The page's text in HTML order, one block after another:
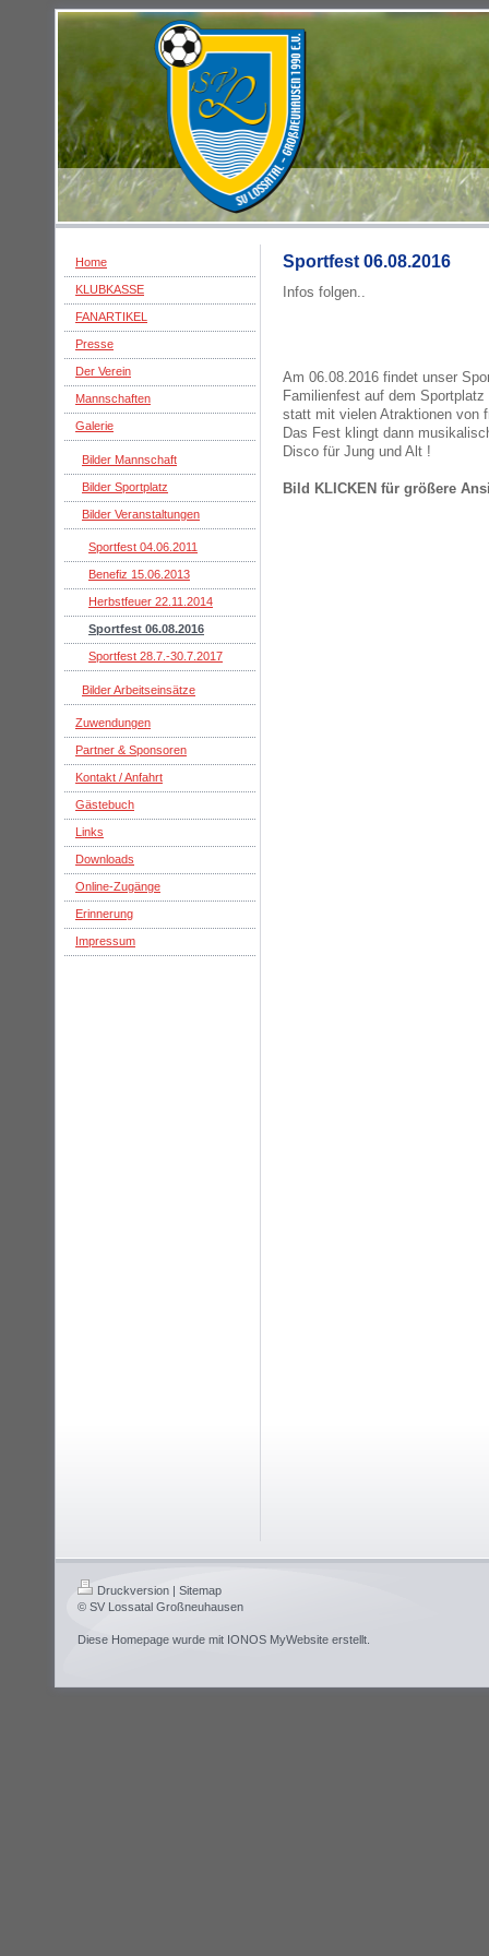
Home
KLUBKASSE
FANARTIKEL
Presse
Der Verein
Mannschaften
Galerie
Bilder Mannschaft
Bilder Sportplatz
Bilder Veranstaltungen
Sportfest 04.06.2011
Benefiz 15.06.2013
Herbstfeuer 22.11.2014
Sportfest 06.08.2016
Sportfest 28.7.-30.7.2017
Bilder Arbeitseinsätze
Zuwendungen
Partner & Sponsoren
Kontakt / Anfahrt
Gästebuch
Links
Downloads
Online-Zugänge
Erinnerung
Impressum
Sportfest 06.08.2016
Infos folgen..
Am 06.08.2016 findet unser
Familienfest auf dem Sportplatz
statt mit vielen Atraktionen von
Das Fest klingt dann
Disco für Jung und Alt !
Bild KLICKEN für größere
Druckversion | Sitemap
© SV Lossatal Großneuhausen
Diese Homepage wurde mit IONOS MyWebsite erstellt.